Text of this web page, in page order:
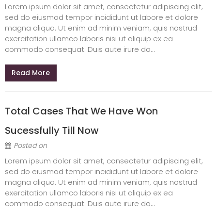
Lorem ipsum dolor sit amet, consectetur adipiscing elit,
sed do eiusmod tempor incididunt ut labore et dolore
magna aliqua. Ut enim ad minim veniam, quis nostrud
exercitation ullamco laboris nisi ut aliquip ex ea
commodo consequat. Duis aute irure do...
Read More
Total Cases That We Have Won
Sucessfully Till Now
Posted on
Lorem ipsum dolor sit amet, consectetur adipiscing elit,
sed do eiusmod tempor incididunt ut labore et dolore
magna aliqua. Ut enim ad minim veniam, quis nostrud
exercitation ullamco laboris nisi ut aliquip ex ea
commodo consequat. Duis aute irure do...